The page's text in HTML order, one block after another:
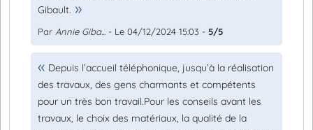
Gibault.
Par Annie Giba... - Le 04/12/2024 15:03 - 5/5
Depuis l’accueil téléphonique, jusqu’à la réalisation
des travaux, des gens charmants et compétents
pour un très bon travail.Pour les conseils avant les
travaux, le choix des matériaux, la qualité de la